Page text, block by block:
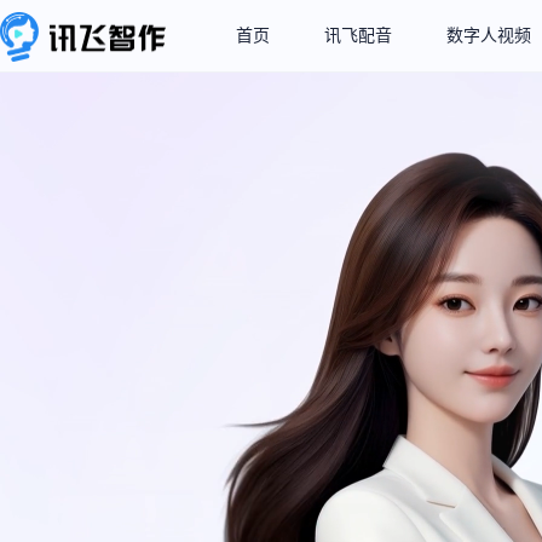
首页 讯飞配音 数字人视频
业界领先的超拟
让每个声音都